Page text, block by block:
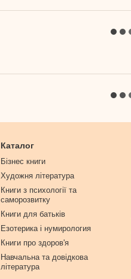
Каталог
Бізнес книги
Художня література
Книги з психології та
саморозвитку
Книги для батьків
Езотерика і нумирология
Книги про здоров'я
Навчальна та довідкова
література